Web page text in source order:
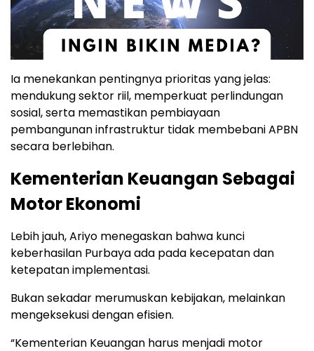
Ia menekankan pentingnya prioritas yang jelas:
mendukung sektor riil, memperkuat perlindungan
sosial, serta memastikan pembiayaan
pembangunan infrastruktur tidak membebani APBN
secara berlebihan.
Kementerian Keuangan Sebagai
Motor Ekonomi
Lebih jauh, Ariyo menegaskan bahwa kunci
keberhasilan Purbaya ada pada kecepatan dan
ketepatan implementasi.
Bukan sekadar merumuskan kebijakan, melainkan
mengeksekusi dengan efisien.
“Kementerian Keuangan harus menjadi motor